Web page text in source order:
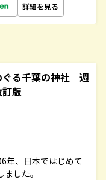
詳細を見る
る千葉の神社 週
版
年、日本ではじめて
した。